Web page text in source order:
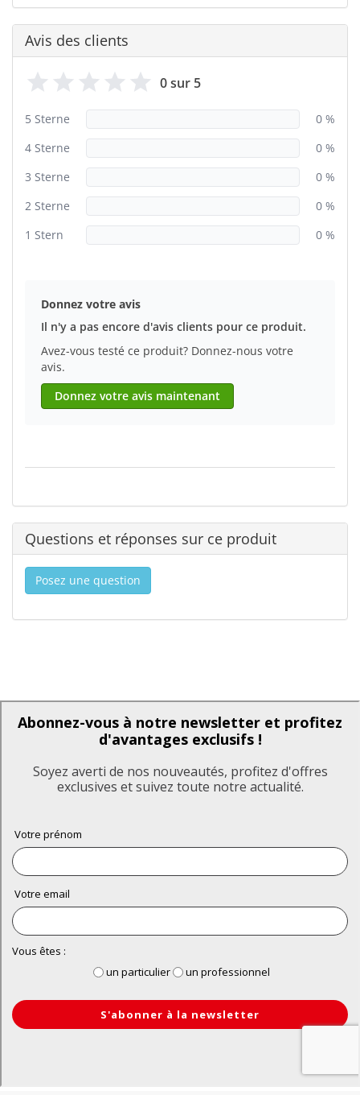
Avis des clients
0 sur 5
5 Sterne
0 %
4 Sterne
0 %
3 Sterne
0 %
2 Sterne
0 %
1 Stern
0 %
Donnez votre avis
Il n'y a pas encore d'avis clients pour ce produit.
Avez-vous testé ce produit? Donnez-nous votre
avis.
Donnez votre avis maintenant
Questions et réponses sur ce produit
Posez une question